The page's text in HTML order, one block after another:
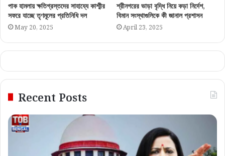
পাক হামলায় ক্ষতিগ্রস্তদের সাহায্যে কাশ্মীর
সফরে যাচ্ছে তৃণমূলের প্রতিনিধি দল
May 20, 2025
শ্রীনগরের ভাড়া বৃদ্ধি নিয়ে কড়া নির্দেশ,
বিমান সংস্থাগুলিকে কী জানাল প্রশাসন
April 23, 2025
Recent Posts